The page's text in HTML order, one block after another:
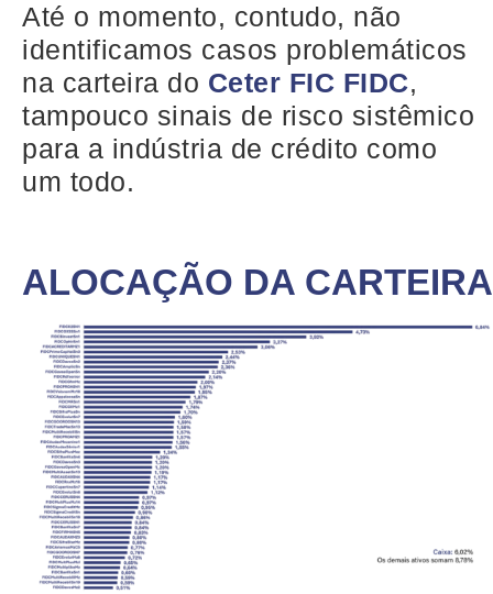
Até o momento, contudo, não
identificamos casos problemáticos
na carteira do Ceter FIC FIDC,
tampouco sinais de risco sistêmico
para a indústria de crédito como
um todo.
ALOCAÇÃO DA CARTEIRA